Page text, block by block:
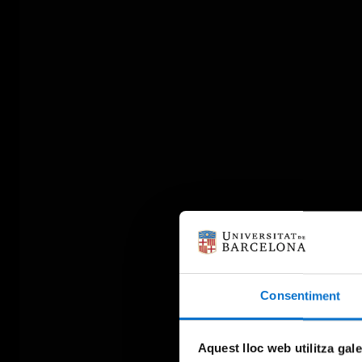
Consentiment
Aquest lloc web utilitza